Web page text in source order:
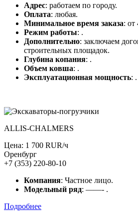
Адрес: работаем по городу.
Оплата: любая.
Минимальное время заказа: от
Режим работы: .
Дополнительно: заключаем
строительных площадок.
Глубина копания: .
Объем ковша: .
Эксплуатационная мощность: .
ALLIS-CHALMERS
Цена: 1 700 RUR/ч
Оренбург
+7 (353) 220-80-10
Компания: Частное лицо.
Модельный ряд: ——- .
Подробнее